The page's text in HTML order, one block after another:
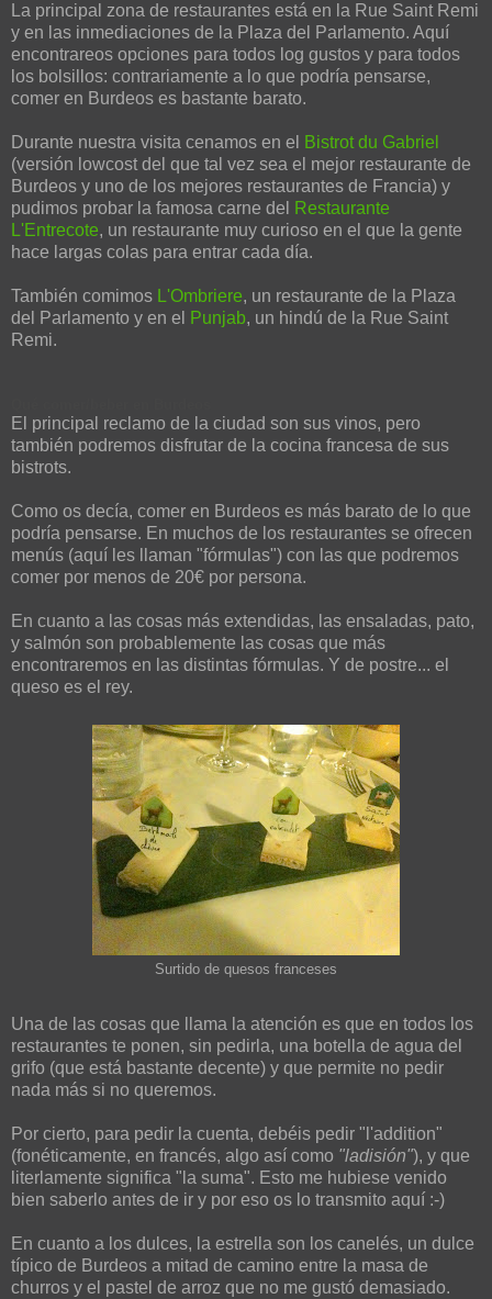
La principal zona de restaurantes está en la Rue Saint Remi
y en las inmediaciones de la Plaza del Parlamento. Aquí
encontrareos opciones para todos log gustos y para todos
los bolsillos: contrariamente a lo que podría pensarse,
comer en Burdeos es bastante barato.
Durante nuestra visita cenamos en el
Bistrot du Gabriel
(versión lowcost del que tal vez sea el mejor restaurante de
Burdeos y uno de los mejores restaurantes de Francia) y
pudimos probar la famosa carne del
Restaurante
L'Entrecote, un restaurante muy curioso en el que la gente
hace largas colas para entrar cada día.
También comimos L'Ombriere, un restaurante de la Plaza
del Parlamento y en el
Punjab, un hindú de la Rue Saint
Remi.
El principal reclamo de la ciudad son sus vinos, pero
también podremos disfrutar de la cocina francesa de sus
bistrots.
Como os decía, comer en Burdeos es más barato de lo que
podría pensarse. En muchos de los restaurantes se ofrecen
menús (aquí les llaman "fórmulas") con las que podremos
comer por menos de 20€ por persona.
En cuanto a las cosas más extendidas, las ensaladas, pato,
y salmón son probablemente las cosas que más
encontraremos en las distintas fórmulas. Y de postre... el
queso es el rey.
Surtido de quesos franceses
Una de las cosas que llama la atención es que en todos los
restaurantes te ponen, sin pedirla, una botella de agua del
grifo (que está bastante decente) y que permite no pedir
nada más si no queremos.
Por cierto, para pedir la cuenta, debéis pedir "l'addition"
(fonéticamente, en francés, algo así como "ladisión"), y que
literlamente significa "la suma". Esto me hubiese venido
bien saberlo antes de ir y por eso os lo transmito aquí :-)
En cuanto a los dulces, la estrella son los canelés, un dulce
típico de Burdeos a mitad de camino entre la masa de
churros y el pastel de arroz que no me gustó demasiado.